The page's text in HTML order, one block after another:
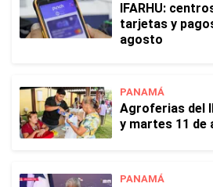
IFARHU:
tarjetas y
agosto
PANAMÁ
Agroferias del
y martes 11 de
PANAMÁ